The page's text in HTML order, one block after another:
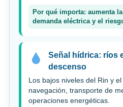
Por qué importa: aumenta
demanda eléctrica y el
Señal hídrica: ríos
descenso
Los bajos niveles del Rin y
navegación, transporte de
operaciones energéticas.